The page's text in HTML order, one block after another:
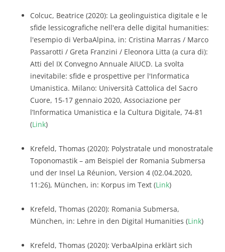
Colcuc, Beatrice (2020): La geolinguistica digitale e le
sfide lessicografiche nell'era delle digital humanities:
l'esempio di VerbaAlpina, in: Cristina Marras / Marco
Passarotti / Greta Franzini / Eleonora Litta (a cura di):
Atti del IX Convegno Annuale AIUCD. La svolta
inevitabile: sfide e prospettive per l'Informatica
Umanistica. Milano: Università Cattolica del Sacro
Cuore, 15-17 gennaio 2020, Associazione per
l’Informatica Umanistica e la Cultura Digitale, 74-81
(Link)
Krefeld, Thomas (2020): Polystratale und monostratale
Toponomastik – am Beispiel der Romania Submersa
und der Insel La Réunion, Version 4 (02.04.2020,
11:26), München, in: Korpus im Text (Link)
Krefeld, Thomas (2020): Romania Submersa,
München, in: Lehre in den Digital Humanities (Link)
Krefeld, Thomas (2020): VerbaAlpina erklärt sich